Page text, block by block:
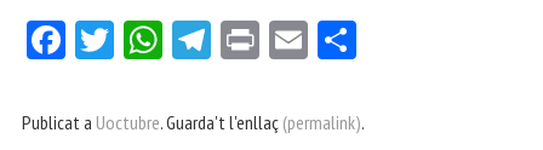
Fa
bo
Tw
er
W
ts
Te
gr
Pri E
ail pa
Publicat a Uoctubre. Guarda't l'enllaç (permalink).